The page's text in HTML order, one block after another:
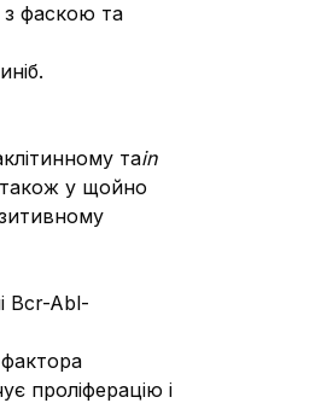
з фаскою та
клітинному таin
також у щойно
Bcr-Abl-
проліферацію і